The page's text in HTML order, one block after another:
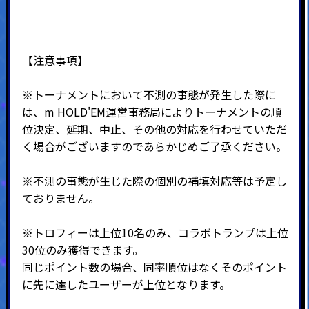
【注意事項】
※トーナメントにおいて不測の事態が発生した際に
は、m HOLD'EM運営事務局によりトーナメントの順
位決定、延期、中止、その他の対応を行わせていただ
く場合がございますのであらかじめご了承ください。
※不測の事態が生じた際の個別の補填対応等は予定し
ておりません。
※トロフィーは上位10名のみ、コラボトランプは上位
30位のみ獲得できます。
同じポイント数の場合、同率順位はなくそのポイント
に先に達したユーザーが上位となります。